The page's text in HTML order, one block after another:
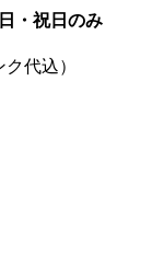
・祝日のみ
代込）